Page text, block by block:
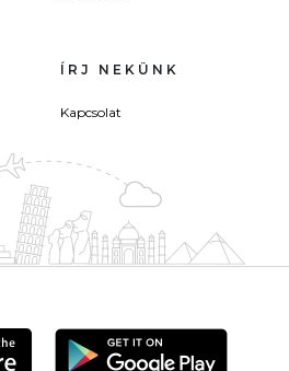
ÍRJ NEKÜNK
Kapcsolat